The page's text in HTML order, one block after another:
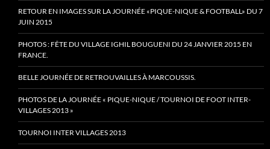
RETOUR EN IMAGES SUR LA JOURNÉE «PIQUE-NIQUE & FOOTBALL» DU 7
JUIN 2015
PHOTOS : FÊTE DU VILLAGE IGHIL BOUGUENI DU 24 JANVIER 2015 EN
FRANCE.
BELLE JOURNÉE DE RETROUVAILLES À MARCOUSSIS.
PHOTOS DE LA JOURNÉE « PIQUE-NIQUE / TOURNOI DE FOOT INTER-
VILLAGES 2013 »
TOURNOI INTER VILLAGES 2013